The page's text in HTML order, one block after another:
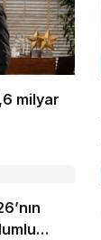
milyar